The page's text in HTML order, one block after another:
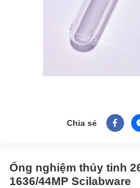
Chia sẻ
Ống nghiệm thủy tinh
1636/44MP Scilabware